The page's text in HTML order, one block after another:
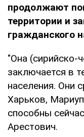
продолжают
территории и
гражданского
"Она (сирийско-
заключается в
населения. Они
Харьков,
способны
Арестович.